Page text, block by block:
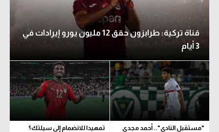
قناة تركية: طرابزون حقق 12 مليون يورو إيرادات في
3 أيام
"مستقبل النادي".. أحمد مجدي
تمهيدا للانضمام إلى سيلتك؟